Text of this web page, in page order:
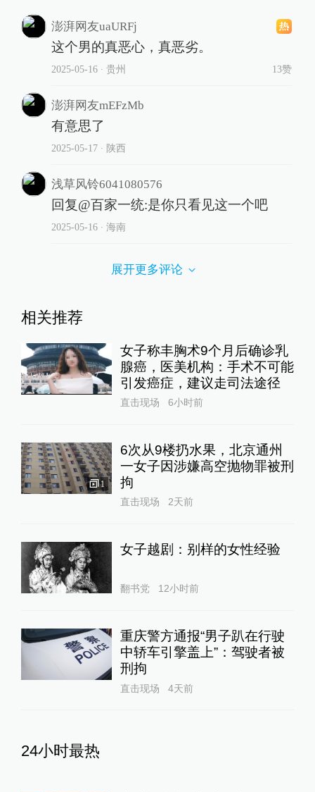
澎湃网友uaURFj
这个男的真恶心，真恶劣。
2025-05-16∙ 贵州 13赞
澎湃网友mEFzMb
有意思了
2025-05-17∙ 陕西
浅草风铃6041080576
回复@百家一统:是你只看见这一个吧
2025-05-16∙ 海南
展开更多评论
相关推荐
女子称丰胸术9个月后确诊乳
腺癌，医美机构：手术不可能
引发癌症，建议走司法途径
直击现场 6小时前
1
6次从9楼扔水果，北京通州
一女子因涉嫌高空抛物罪被刑
拘
直击现场 2天前
女子越剧：别样的女性经验
翻书党 12小时前
重庆警方通报“男子趴在行驶
中轿车引擎盖上”：驾驶者被
刑拘
直击现场 4天前
24小时最热